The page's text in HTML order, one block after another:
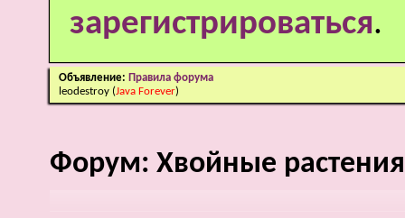
зарегистрироваться.
Объявление: Правила форума
leodestroy (Java Forever)
Форум: Хвойные растения